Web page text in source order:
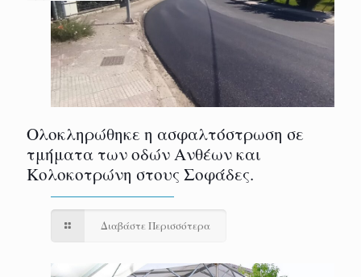
Ολοκληρώθηκε η ασφαλτόστρωση σε
τμήματα των οδών Ανθέων και
Κολοκοτρώνη στους Σοφάδες.
Διαβάστε Περισσότερα